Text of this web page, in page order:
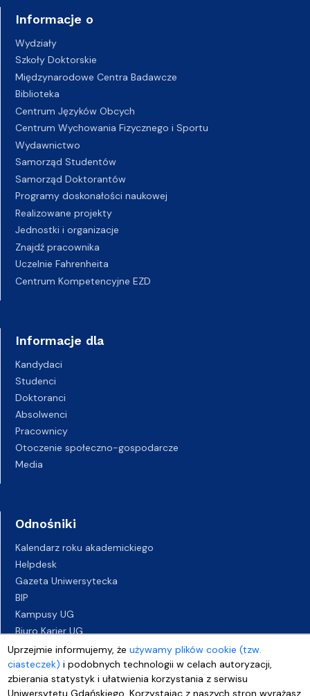
Uprzejmie informujemy, żeużywamy plików cookie (tzw.
ciasteczek) i podobnych technologii w celach autoryzacji,
zbierania statystyk i ułatwienia korzystania z serwisu
Uniwersytetu Gdańskiego. Korzystając z naszych stron wyrażasz
Informacje o
Wydziały
Szkoły Doktorskie
Międzynarodowe Centra Badawcze
Biblioteka
Centrum Języków Obcych
Centrum Wychowania Fizycznego i Sportu
Wydawnictwo
Samorząd Studentów
Samorząd Doktorantów
Programy doskonałości naukowej
Realizowane projekty
Jednostki i organizacje
Znajdź pracownika
Uczelnie Fahrenheita
Centrum Kompetencyjne EZD
Informacje dla
Kandydaci
Studenci
Doktoranci
Absolwenci
Pracownicy
Otoczenie społeczno-gospodarcze
Media
Odnośniki
Kalendarz roku akademickiego
Helpdesk
Gazeta Uniwersytecka
BIP
Kampusy UG
Biuro Karier UG
Oferty pracy
Deklaracja dostępności